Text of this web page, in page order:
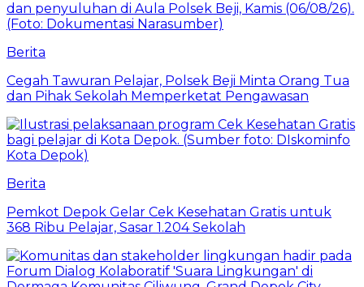
Berita
Cegah Tawuran Pelajar, Polsek Beji Minta Orang Tua
dan Pihak Sekolah Memperketat Pengawasan
Berita
Pemkot Depok Gelar Cek Kesehatan Gratis untuk
368 Ribu Pelajar, Sasar 1.204 Sekolah